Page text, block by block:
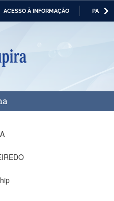
ACESSO À INFORMAÇÃO